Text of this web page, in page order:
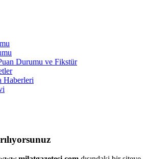
Durumu ve Fikstür
Haberleri